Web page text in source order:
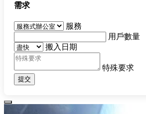
需求
服務
用戶數量
搬入日期
特殊要求
提交